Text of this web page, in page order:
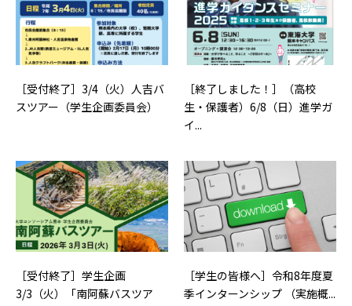
［受付終了］3/4（火）人吉バ
スツアー（学生企画委員会）
［終了しました！］（高校
生・保護者）6/8（日）進学ガ
イ...
［受付終了］学生企画
3/3（火）「南阿蘇バスツア
［学生の皆様へ］令和8年度夏
季インターンシップ （実施概...